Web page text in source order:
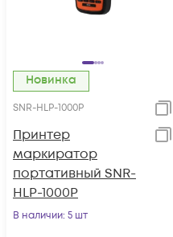
Новинка
SNR-HLP-1000P
Принтер
маркиратор
портативный SNR-
HLP-1000P
В наличии: 5 шт